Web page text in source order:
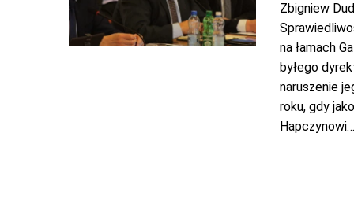
Zbigniew
na łamach
byłego
naruszenie
roku, gdy
Hapczynowi